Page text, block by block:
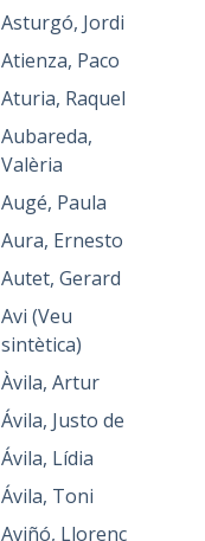
Asturgó, Jordi
Atienza, Paco
Aturia, Raquel
Aubareda,
Valèria
Augé, Paula
Aura, Ernesto
Autet, Gerard
Avi (Veu
sintètica)
Àvila, Artur
Ávila, Justo de
Ávila, Lídia
Ávila, Toni
Aviñó, Llorenç